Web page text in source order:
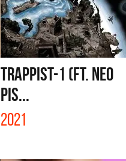
TRAPPIST-1 (FT. NEO
PIS...
2021